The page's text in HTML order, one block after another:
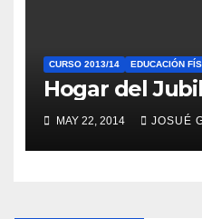
CURSO 2013/14 EDUCACIÓN
Hogar del
MAY 22, 2014 JOSUÉ